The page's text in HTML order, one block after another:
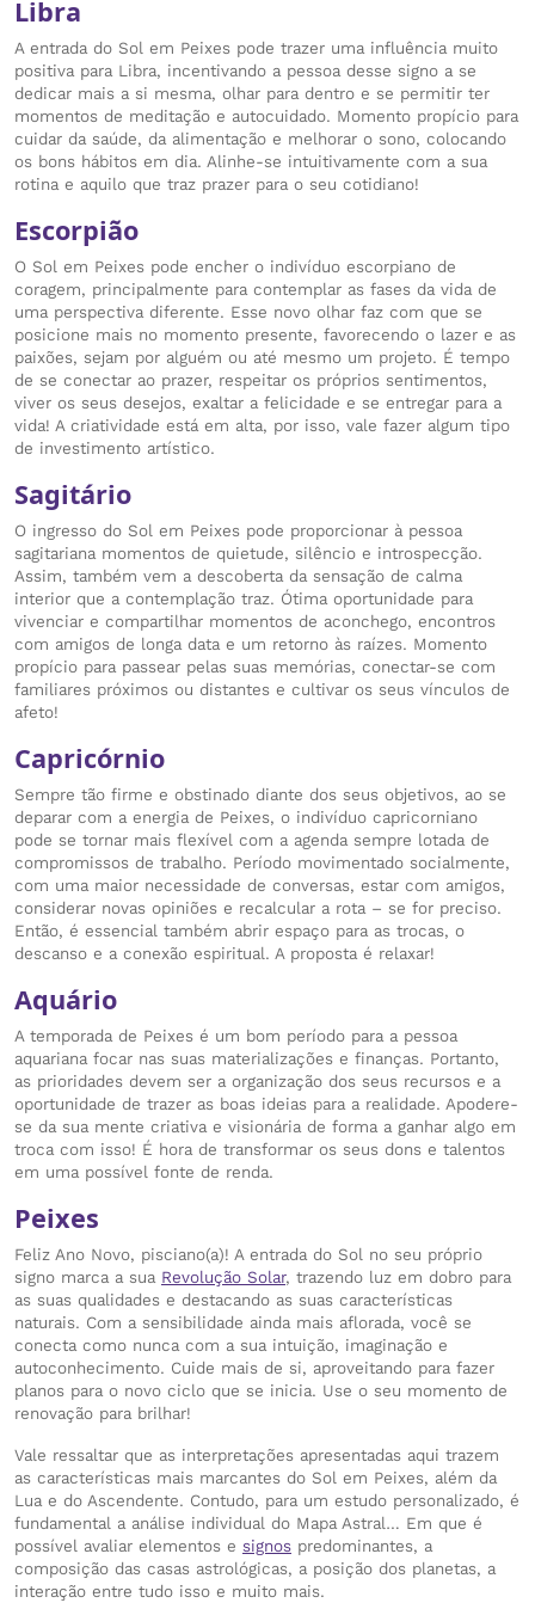
Libra
A entrada do Sol em Peixes pode trazer uma influência muito
positiva para Libra, incentivando a pessoa desse signo a se
dedicar mais a si mesma, olhar para dentro e se permitir ter
momentos de meditação e autocuidado. Momento propício para
cuidar da saúde, da alimentação e melhorar o sono, colocando
os bons hábitos em dia. Alinhe-se intuitivamente com a sua
rotina e aquilo que traz prazer para o seu cotidiano!
Escorpião
O Sol em Peixes pode encher o indivíduo escorpiano de
coragem, principalmente para contemplar as fases da vida de
uma perspectiva diferente. Esse novo olhar faz com que se
posicione mais no momento presente, favorecendo o lazer e as
paixões, sejam por alguém ou até mesmo um projeto. É tempo
de se conectar ao prazer, respeitar os próprios sentimentos,
viver os seus desejos, exaltar a felicidade e se entregar para a
vida! A criatividade está em alta, por isso, vale fazer algum tipo
de investimento artístico.
Sagitário
O ingresso do Sol em Peixes pode proporcionar à pessoa
sagitariana momentos de quietude, silêncio e introspecção.
Assim, também vem a descoberta da sensação de calma
interior que a contemplação traz. Ótima oportunidade para
vivenciar e compartilhar momentos de aconchego, encontros
com amigos de longa data e um retorno às raízes. Momento
propício para passear pelas suas memórias, conectar-se com
familiares próximos ou distantes e cultivar os seus vínculos de
afeto!
Capricórnio
Sempre tão firme e obstinado diante dos seus objetivos, ao se
deparar com a energia de Peixes, o indivíduo capricorniano
pode se tornar mais flexível com a agenda sempre lotada de
compromissos de trabalho. Período movimentado socialmente,
com uma maior necessidade de conversas, estar com amigos,
considerar novas opiniões e recalcular a rota – se for preciso.
Então, é essencial também abrir espaço para as trocas, o
descanso e a conexão espiritual. A proposta é relaxar!
Aquário
A temporada de Peixes é um bom período para a pessoa
aquariana focar nas suas materializações e finanças. Portanto,
as prioridades devem ser a organização dos seus recursos e a
oportunidade de trazer as boas ideias para a realidade. Apodere-
se da sua mente criativa e visionária de forma a ganhar algo em
troca com isso! É hora de transformar os seus dons e talentos
em uma possível fonte de renda.
Peixes
Feliz Ano Novo, pisciano(a)! A entrada do Sol no seu próprio
signo marca a sua Revolução Solar, trazendo luz em dobro para
as suas qualidades e destacando as suas características
naturais. Com a sensibilidade ainda mais aflorada, você se
conecta como nunca com a sua intuição, imaginação e
autoconhecimento. Cuide mais de si, aproveitando para fazer
planos para o novo ciclo que se inicia. Use o seu momento de
renovação para brilhar!
Vale ressaltar que as interpretações apresentadas aqui trazem
as características mais marcantes do Sol em Peixes, além da
Lua e do Ascendente. Contudo, para um estudo personalizado, é
fundamental a análise individual do Mapa Astral… Em que é
possível avaliar elementos e signos predominantes, a
composição das casas astrológicas, a posição dos planetas, a
interação entre tudo isso e muito mais.